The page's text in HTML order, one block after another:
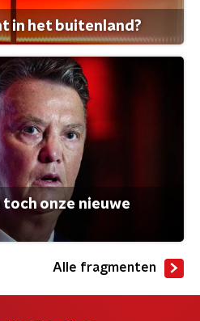
in het buitenland?
toch onze nieuwe
Alle fragmenten